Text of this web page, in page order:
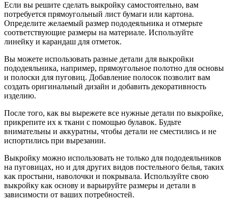
Если вы решите сделать выкройку самостоятельно, вам
потребуется прямоугольный лист бумаги или картона.
Определите желаемый размер пододеяльника и отмерьте
соответствующие размеры на материале. Используйте
линейку и карандаш для отметок.
Вы можете использовать разные детали для выкройки
пододеяльника, например, прямоугольное полотно для основы
и полоски для пуговиц. Добавление полосок позволит вам
создать оригинальный дизайн и добавить декоративность
изделию.
После того, как вы вырежете все нужные детали по выкройке,
прикрепите их к ткани с помощью булавок. Будьте
внимательны и аккуратны, чтобы детали не сместились и не
испортились при вырезании.
Выкройку можно использовать не только для пододеяльников
на пуговицах, но и для других видов постельного белья, таких
как простыни, наволочки и покрывала. Используйте свою
выкройку как основу и варьируйте размеры и детали в
зависимости от ваших потребностей.